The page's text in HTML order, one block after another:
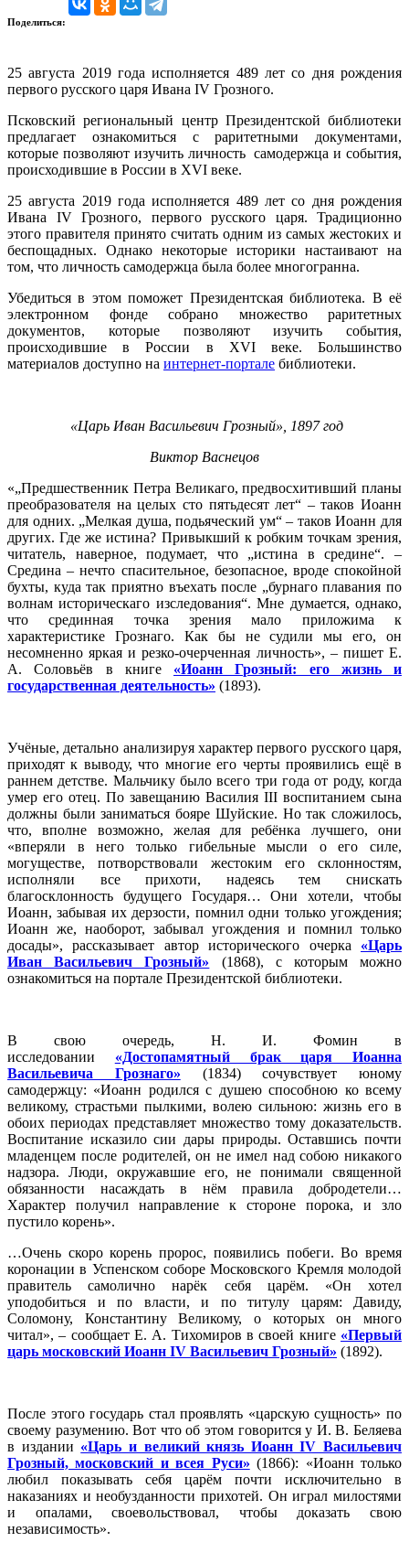
Поделиться:
25 августа 2019 года исполняется 489 лет со дня рождения
первого русского царя Ивана IV Грозного.
Псковский региональный центр Президентской библиотеки
предлагает ознакомиться с раритетными документами,
которые позволяют изучить личность самодержца и события,
происходившие в России в XVI веке.
25 августа 2019 года исполняется 489 лет со дня рождения
Ивана IV Грозного, первого русского царя. Традиционно
этого правителя принято считать одним из самых жестоких и
беспощадных. Однако некоторые историки настаивают на
том, что личность самодержца была более многогранна.
Убедиться в этом поможет Президентская библиотека. В её
электронном фонде собрано множество раритетных
документов, которые позволяют изучить события,
происходившие в России в XVI веке. Большинство
материалов доступно на интернет-портале библиотеки.
«Царь Иван Васильевич Грозный», 1897 год
Виктор Васнецов
«„Предшественник Петра Великаго, предвосхитивший планы
преобразователя на целых сто пятьдесят лет“ – таков Иоанн
для одних. „Мелкая душа, подьяческий ум“ – таков Иоанн для
других. Где же истина? Привыкший к робким точкам зрения,
читатель, наверное, подумает, что „истина в средине“. –
Средина – нечто спасительное, безопасное, вроде спокойной
бухты, куда так приятно въехать после „бурнаго плавания по
волнам историческаго изследования“. Мне думается, однако,
что срединная точка зрения мало приложима к
характеристике Грознаго. Как бы не судили мы его, он
несомненно яркая и резко-очерченная личность», – пишет Е.
А. Соловьёв в книге
«Иоанн Грозный: его жизнь и
государственная деятельность» (1893).
Учёные, детально анализируя характер первого русского царя,
приходят к выводу, что многие его черты проявились ещё в
раннем детстве. Мальчику было всего три года от роду, когда
умер его отец. По завещанию Василия III воспитанием сына
должны были заниматься бояре Шуйские. Но так сложилось,
что, вполне возможно, желая для ребёнка лучшего, они
«вперяли в него только гибельные мысли о его силе,
могуществе, потворствовали жестоким его склонностям,
исполняли все прихоти, надеясь тем снискать
благосклонность будущего Государя… Они хотели, чтобы
Иоанн, забывая их дерзости, помнил одни только угождения;
Иоанн же, наоборот, забывал угождения и помнил только
досады», рассказывает автор исторического очерка «Царь
Иван Васильевич Грозный» (1868), с которым можно
ознакомиться на портале Президентской библиотеки.
В свою очередь, Н. И. Фомин в
исследовании
«Достопамятный брак царя Иоанна
Васильевича Грознаго» (1834) сочувствует юному
самодержцу: «Иоанн родился с душею способною ко всему
великому, страстьми пылкими, волею сильною: жизнь его в
обоих периодах представляет множество тому доказательств.
Воспитание исказило сии дары природы. Оставшись почти
младенцем после родителей, он не имел над собою никакого
надзора. Люди, окружавшие его, не понимали священной
обязанности насаждать в нём правила добродетели…
Характер получил направление к стороне порока, и зло
пустило корень».
…Очень скоро корень пророс, появились побеги. Во время
коронации в Успенском соборе Московского Кремля молодой
правитель самолично нарёк себя царём. «Он хотел
уподобиться и по власти, и по титулу царям: Давиду,
Соломону, Константину Великому, о которых он много
читал», – сообщает Е. А. Тихомиров в своей книге «Первый
царь московский Иоанн IV Васильевич Грозный» (1892).
После этого государь стал проявлять «царскую сущность» по
своему разумению. Вот что об этом говорится у И. В. Беляева
в издании «Царь и великий князь Иоанн IV Васильевич
Грозный, московский и всея Руси» (1866): «Иоанн только
любил показывать себя царём почти исключительно в
наказаниях и необузданности прихотей. Он играл милостями
и опалами, своевольствовал, чтобы доказать свою
независимость».